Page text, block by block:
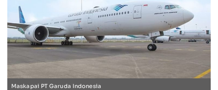
Maskapai PT Garuda Indonesia